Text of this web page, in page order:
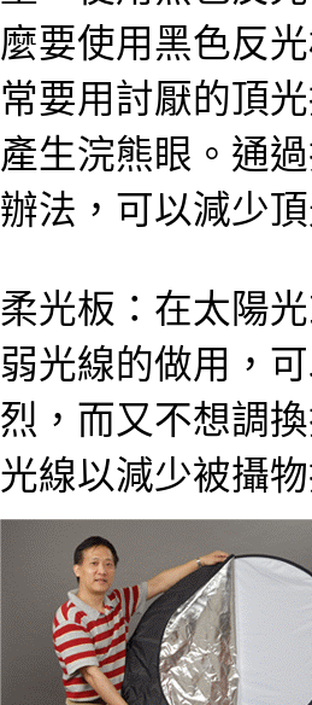
麼要使用黑色反
常要用討厭的頂
產生浣熊眼。通
辦法，可以減少
柔光板：在太陽
弱光線的做用，
烈，而又不想調
光線以減少被攝